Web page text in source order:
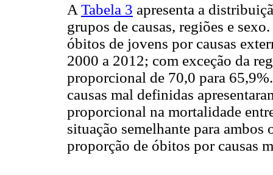
A Tabela 3 apresenta a
grupos de causas, regiões e
óbitos de jovens por causas
2000 a 2012; com exceção da
proporcional de 70,0 para
causas mal definidas
proporcional na mortalidade
situação semelhante para
proporção de óbitos por causas